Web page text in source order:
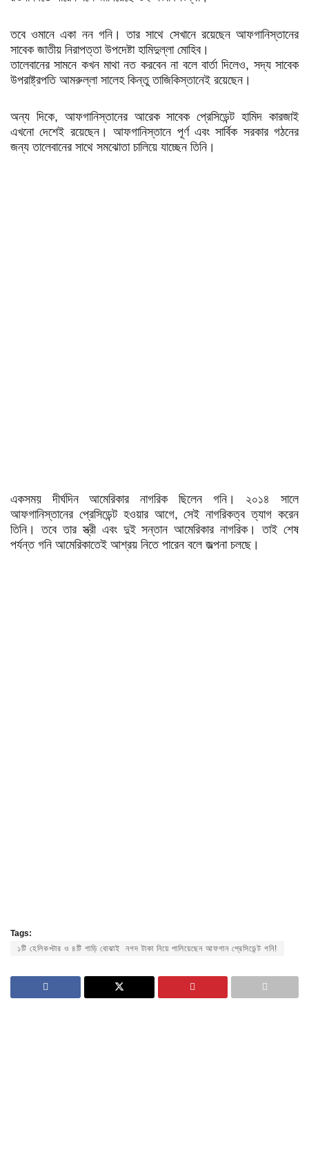
তবে ওমানে একা নন গনি। তার সাথে সেখানে রয়েছেন আফগানিস্তানের
সাবেক জাতীয় নিরাপত্তা উপদেষ্টা হামিদুল্লা মোহিব।
তালেবানের সামনে কখন মাথা নত করবেন না বলে বার্তা দিলেও, সদ্য সাবেক
উপরাষ্ট্রপতি আমরুল্লা সালেহ কিন্তু তাজিকিস্তানেই রয়েছেন।
অন্য দিকে, আফগানিস্তানের আরেক সাবেক প্রেসিডেন্ট হামিদ কারজাই
এখনো দেশেই রয়েছেন। আফগানিস্তানে পূর্ণ এবং সার্বিক সরকার গঠনের
জন্য তালেবানের সাথে সমঝোতা চালিয়ে যাচ্ছেন তিনি।
একসময় দীর্ঘদিন আমেরিকার নাগরিক ছিলেন গনি। ২০১৪ সালে
আফগানিস্তানের প্রেসিডেন্ট হওয়ার আগে, সেই নাগরিকত্ব ত্যাগ করেন
তিনি। তবে তার স্ত্রী এবং দুই সন্তান আমেরিকার নাগরিক। তাই শেষ
পর্যন্ত গনি আমেরিকাতেই আশ্রয় নিতে পারেন বলে জল্পনা চলছে।
Tags:
১টি হেলিকপ্টার ও ৪টি গাড়ি বোঝাই নগদ টাকা নিয়ে পালিয়েছেন আফগান প্রেসিডেন্ট গনি!